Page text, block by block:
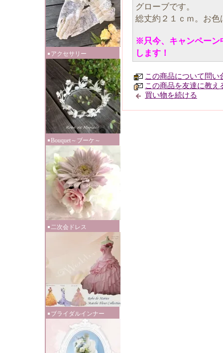
アクセサリー
Bouquet～ブーケ～
二次会ドレス
ブライダルインナー
グローブです。
総丈約２１ｃｍ。お
※只今、キャンペーン
します！
この商品について問い
この商品を友達に教え
買い物を続ける